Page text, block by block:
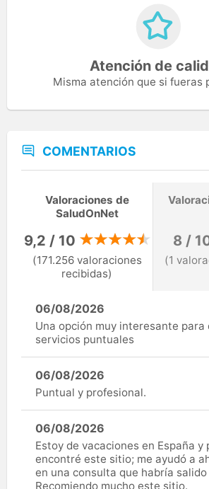
Atención de
Misma atención que si fueras
COMENTARIOS
Valoraciones de
SaludOnNet
9,2 / 10
(171.256 valoraciones
recibidas)
8 /
(1
06/08/2026
Una opción muy interesante
servicios puntuales
06/08/2026
Puntual y profesional.
06/08/2026
Estoy de vacaciones en España y
encontré este sitio; me ayudó a
en una consulta que habría salido
Recomiendo mucho este sitio.